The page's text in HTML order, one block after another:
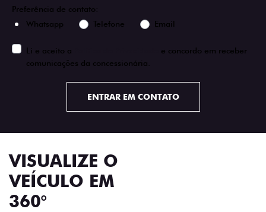
Preferência de contato:
Whatsapp
Telefone Email
Li e aceito a
e concordo em receber
comunicações da concessionária.
ENTRAR EM CONTATO
VISUALIZE O
VEÍCULO EM
360°